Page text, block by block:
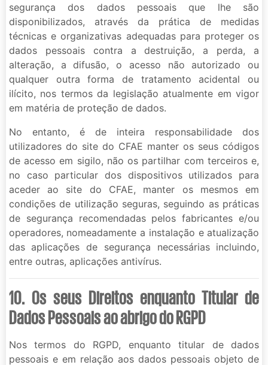
segurança dos dados pessoais que lhe são
disponibilizados, através da prática de medidas
técnicas e organizativas adequadas para proteger os
dados pessoais contra a destruição, a perda, a
alteração, a difusão, o acesso não autorizado ou
qualquer outra forma de tratamento acidental ou
ilícito, nos termos da legislação atualmente em vigor
em matéria de proteção de dados.
No entanto, é de inteira responsabilidade dos
utilizadores do site do CFAE manter os seus códigos
de acesso em sigilo, não os partilhar com terceiros e,
no caso particular dos dispositivos utilizados para
aceder ao site do CFAE, manter os mesmos em
condições de utilização seguras, seguindo as práticas
de segurança recomendadas pelos fabricantes e/ou
operadores, nomeadamente a instalação e atualização
das aplicações de segurança necessárias incluindo,
entre outras, aplicações antivírus.
10. Os seus Direitos enquanto Titular de
Dados Pessoais ao abrigo do RGPD
Nos termos do RGPD, enquanto titular de dados
pessoais e em relação aos dados pessoais objeto de